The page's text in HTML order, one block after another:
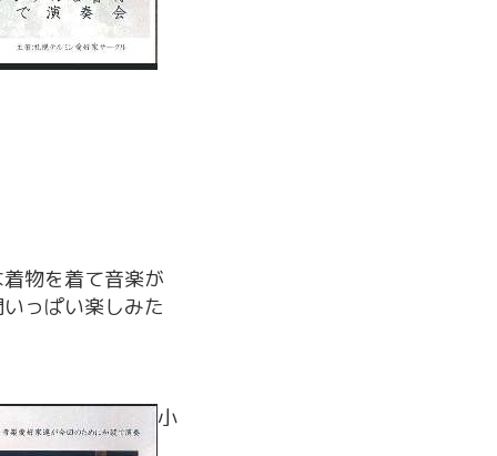
物を着て音楽が
っぱい楽しみた
小